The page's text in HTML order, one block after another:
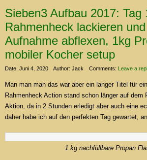
Sieben3 Aufbau 2017: Tag
Rahmenheck lackieren
Aufnahme abflexen, 1kg
mobiler Kocher setup
Date: Juni 4, 2020 Author: Jack Comments: Leave a
Man man man das war aber ein langer Titel für
Rahmenheck Action stand schon länger auf dem
Aktion, da in 2 Stunden erledigt aber auch eine
daher habe ich auf den perfekten Tag gewartet,
1 kg nachfüllbare Propan